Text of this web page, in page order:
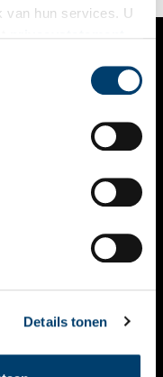
van hun services. U
Details tonen